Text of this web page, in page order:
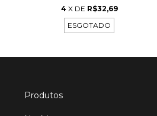
4 X DE R$32,69
ESGOTADO
Produtos